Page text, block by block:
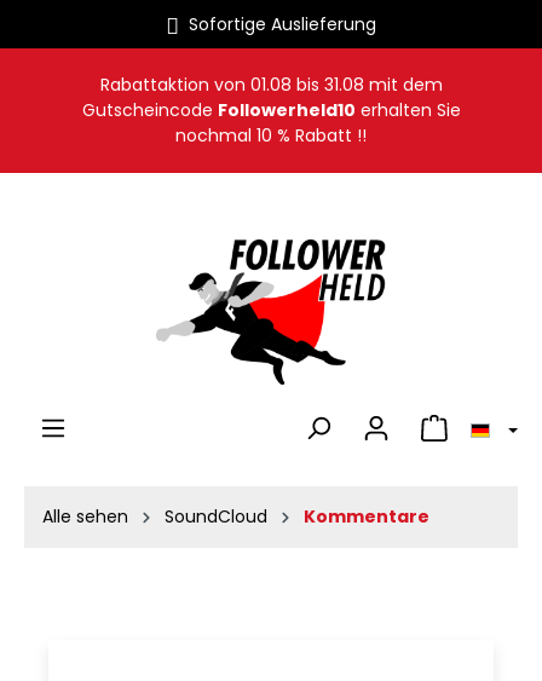
Sofortige Auslieferung
Rabattaktion von 01.08 bis 31.08 mit dem
Gutscheincode Followerheld10 erhalten Sie
nochmal 10 % Rabatt !!
Warenkorb
Alle sehen SoundCloud Kommentare